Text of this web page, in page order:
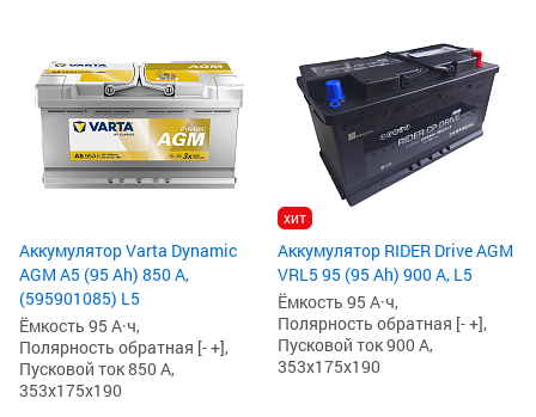
Аккумулятор Varta Dynamic
AGM A5 (95 Ah) 850 А,
(595901085) L5
Ёмкость 95 А·ч,
Полярность обратная [- +],
Пусковой ток 850 А,
353x175x190
хит
Аккумулятор RIDER Drive AGM
VRL5 95 (95 Ah) 900 А, L5
Ёмкость 95 А·ч,
Полярность обратная [- +],
Пусковой ток 900 А,
353x175x190